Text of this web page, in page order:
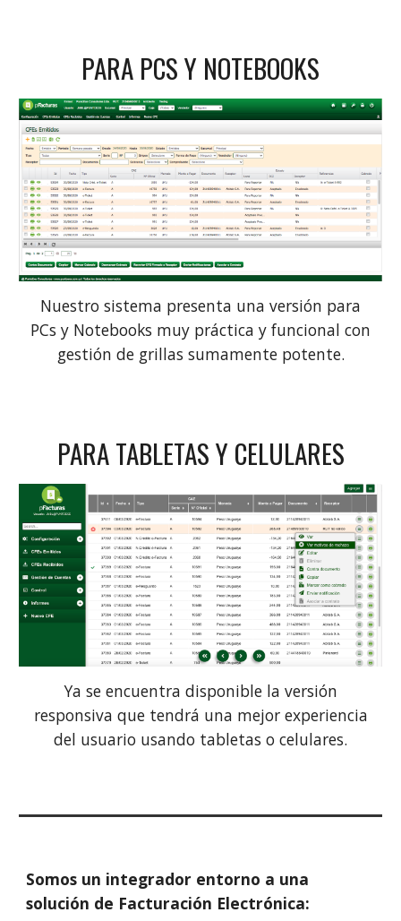
PARA PCS Y NOTEBOOKS
Nuestro sistema presenta una versión para
PCs y Notebooks muy práctica y funcional con
gestión de grillas sumamente potente.
PARA TABLETAS Y CELULARES
Ya se encuentra disponible la versión
responsiva que tendrá una mejor experiencia
del usuario usando tabletas o celulares.
Somos un integrador entorno a una
solución de Facturación Electrónica: